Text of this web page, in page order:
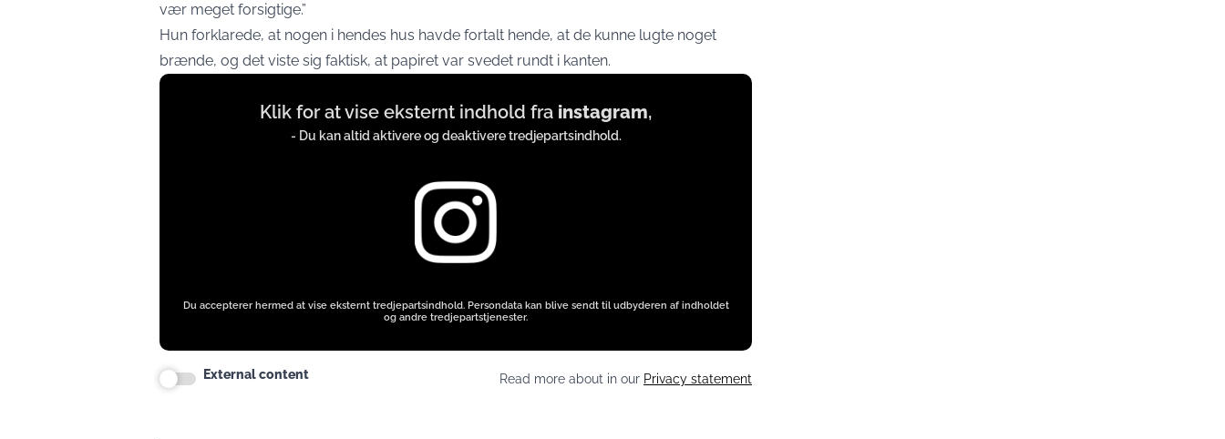
vær meget forsigtige.”
Hun forklarede, at nogen i hendes hus havde fortalt hende, at de kunne lugte noget
brænde, og det viste sig faktisk, at papiret var svedet rundt i kanten.
Display
Klik for at vise eksternt indhold fra instagram,
- Du kan altid aktivere og deaktivere tredjepartsindhold.
Du accepterer hermed at vise eksternt tredjepartsindhold. Persondata kan blive sendt til udbyderen af indholdet
og andre tredjepartstjenester.
External content Read more about in our Privacy statement